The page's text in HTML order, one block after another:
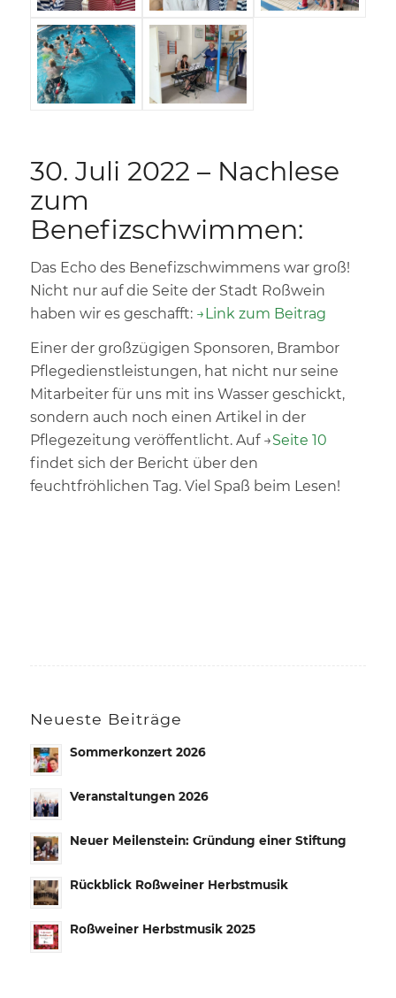
30. Juli 2022 – Nachlese
zum
Benefizschwimmen:
Das Echo des Benefizschwimmens war groß!
Nicht nur auf die Seite der Stadt Roßwein
haben wir es geschafft: →Link zum Beitrag
Einer der großzügigen Sponsoren, Brambor
Pflegedienstleistungen, hat nicht nur seine
Mitarbeiter für uns mit ins Wasser geschickt,
sondern auch noch einen Artikel in der
Pflegezeitung veröffentlicht. Auf →Seite 10
findet sich der Bericht über den
feuchtfröhlichen Tag. Viel Spaß beim Lesen!
Neueste Beiträge
Sommerkonzert 2026
Veranstaltungen 2026
Neuer Meilenstein: Gründung einer Stiftung
Rückblick Roßweiner Herbstmusik
Roßweiner Herbstmusik 2025